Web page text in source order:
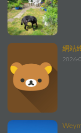
網站
2026-